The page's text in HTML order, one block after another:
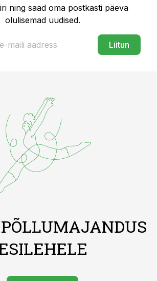
ning saad oma postkasti päeva
olulisemad uudised.
Liitun